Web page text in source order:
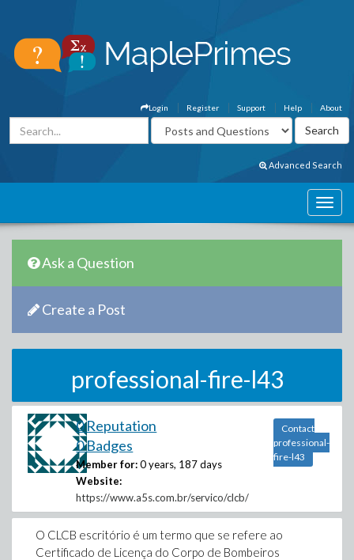
About
Help
Support
Register
Login
Advanced Search
Ask a Question
Create a Post
professional-fire-l43
0 Reputation
0 Badges
Member for: 0 years, 187 days
Website:
https://www.a5s.com.br/servico/clcb/
Contact
professional-
fire-l43
O CLCB escritório é um termo que se refere ao
Certificado de Licença do Corpo de Bombeiros